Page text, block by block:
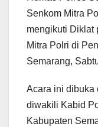
Senkom Mitra
mengikuti Diklat
Mitra Polri di
Semarang,
Acara ini dibuka
diwakili Kabid
Kabupaten